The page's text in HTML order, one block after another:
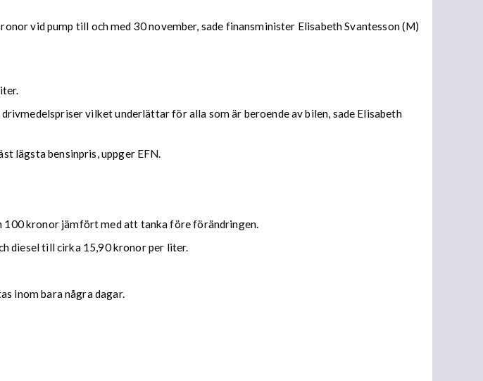
vid pump till och med 30 november, sade finansminister Elisabeth Svantesson (M)
vilket underlättar för alla som är beroende av bilen, sade Elisabeth
lägsta bensinpris, uppger EFN.
100 kronor jämfört med att tanka före förändringen.
diesel till cirka 15,90 kronor per liter.
inom bara några dagar.